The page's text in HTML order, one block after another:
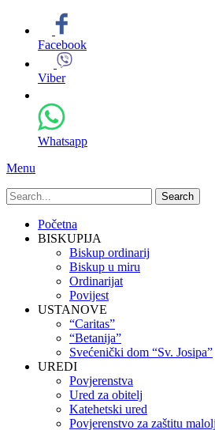
Facebook
Viber
Whatsapp
Menu
Search
for:
Primary
Menu
Skip
Početna
BISKUPIJA
Biskup ordinarij
Biskup u miru
Ordinarijat
Povijest
USTANOVE
“Caritas”
“Betanija”
Svećenički dom “Sv. Josipa”
UREDI
Povjerenstva
Ured za obitelj
Katehetski ured
Povjerenstvo za zaštitu